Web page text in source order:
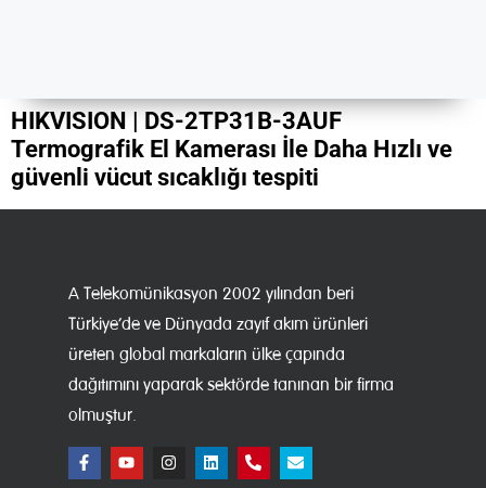
HIKVISION | DS-2TP31B-3AUF
Termografik El Kamerası İle Daha Hızlı ve
güvenli vücut sıcaklığı tespiti
A Telekomünikasyon 2002 yılından beri
Türkiye’de ve Dünyada zayıf akım ürünleri
üreten global markaların ülke çapında
dağıtımını yaparak sektörde tanınan bir firma
olmuştur.